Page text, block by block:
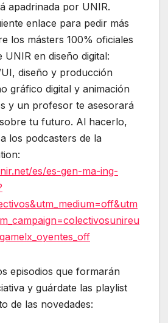
apadrinada por UNIR.
enlace para pedir más
los másters 100% oficiales
UNIR en diseño digital:
diseño y producción
gráfico digital y animación
y un profesor te asesorará
tu futuro. Al hacerlo,
los podcasters de la
es/es-gen-ma-ing-
episodios que formarán
y guárdate las playlist
de las novedades: